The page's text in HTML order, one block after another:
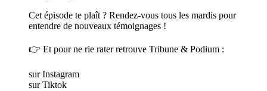
Cet épisode te plaît ? Rendez-vous tous les mardis pour
entendre de nouveaux témoignages !
👉 Et pour ne rie rater retrouve Tribune & Podium :
sur Instagram
sur Tiktok